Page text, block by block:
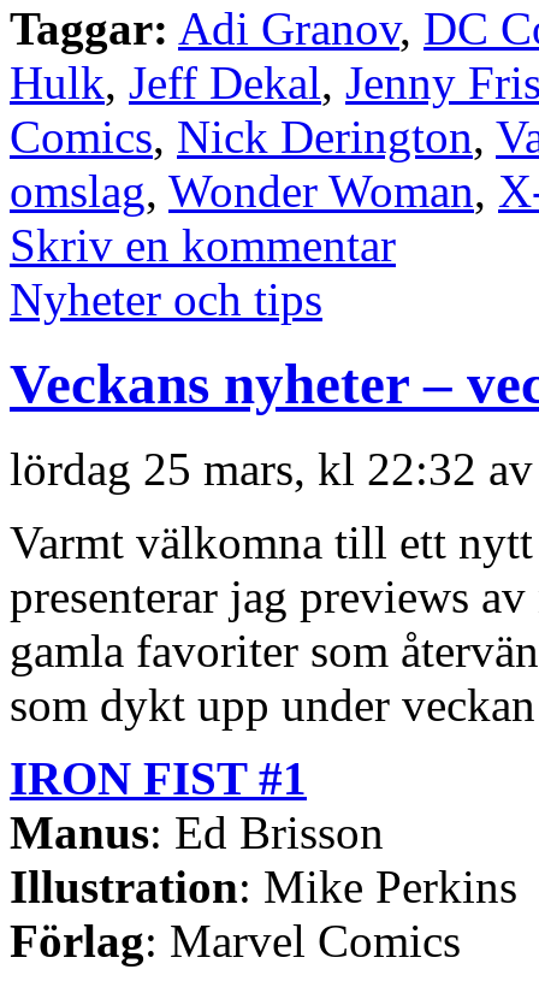
Taggar: Adi Granov, DC
Hulk, Jeff Dekal, Jenny
Comics, Nick Derington,
omslag, Wonder Woman,
Skriv en kommentar
Nyheter och tips
Veckans nyheter –
lördag 25 mars, kl 22:32
Varmt välkomna till ett
presenterar jag previews
gamla favoriter som
som dykt upp under
IRON FIST #1
Manus: Ed Brisson
Illustration: Mike Perkins
Förlag: Marvel Comics